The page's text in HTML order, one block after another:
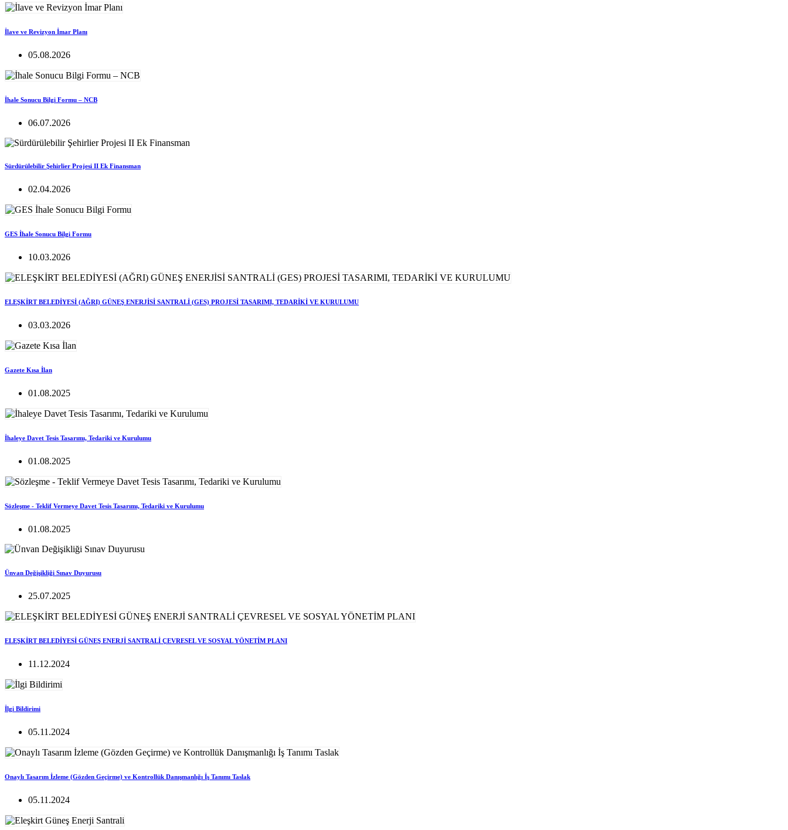
İlave ve Revizyon İmar Planı
05.08.2026
İhale Sonucu Bilgi Formu – NCB
06.07.2026
Sürdürülebilir Şehirlier Projesi II Ek Finansman
02.04.2026
GES İhale Sonucu Bilgi Formu
10.03.2026
ELEŞKİRT BELEDİYESİ (AĞRI) GÜNEŞ ENERJİSİ SANTRALİ (GES) PROJESİ TASARIMI, TEDARİKİ VE KURULUMU
03.03.2026
Gazete Kısa İlan
01.08.2025
İhaleye Davet Tesis Tasarımı, Tedariki ve Kurulumu
01.08.2025
Sözleşme - Teklif Vermeye Davet Tesis Tasarımı, Tedariki ve Kurulumu
01.08.2025
Ünvan Değişikliği Sınav Duyurusu
25.07.2025
ELEŞKİRT BELEDİYESİ GÜNEŞ ENERJİ SANTRALİ ÇEVRESEL VE SOSYAL YÖNETİM PLANI
11.12.2024
İlgi Bildirimi
05.11.2024
Onaylı Tasarım İzleme (Gözden Geçirme) ve Kontrollük Danışmanlığı İş Tanımı Taslak
05.11.2024